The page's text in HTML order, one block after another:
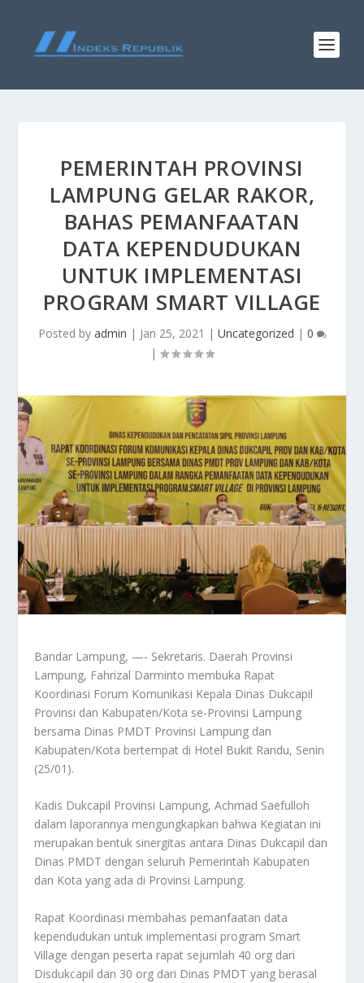
PEMERINTAH PROVINSI
LAMPUNG GELAR RAKOR,
BAHAS PEMANFAATAN
DATA KEPENDUDUKAN
UNTUK IMPLEMENTASI
PROGRAM SMART VILLAGE
Posted by admin | Jan 25, 2021 | Uncategorized | 0
|
Bandar Lampung, —- Sekretaris. Daerah Provinsi
Lampung, Fahrizal Darminto membuka Rapat
Koordinasi Forum Komunikasi Kepala Dinas Dukcapil
Provinsi dan Kabupaten/Kota se-Provinsi Lampung
bersama Dinas PMDT Provinsi Lampung dan
Kabupaten/Kota bertempat di Hotel Bukit Randu, Senin
(25/01).
Kadis Dukcapil Provinsi Lampung, Achmad Saefulloh
dalam laporannya mengungkapkan bahwa Kegiatan ini
merupakan bentuk sinergitas antara Dinas Dukcapil dan
Dinas PMDT dengan seluruh Pemerintah Kabupaten
dan Kota yang ada di Provinsi Lampung.
Rapat Koordinasi membahas pemanfaatan data
kependudukan untuk implementasi program Smart
Village dengan peserta rapat sejumlah 40 org dari
Disdukcapil dan 30 org dari Dinas PMDT yang berasal